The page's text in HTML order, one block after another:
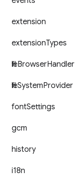
extension
extensionTypes
fileBrowserHandler
fileSystemProvider
fontSettings
gcm
history
i18n